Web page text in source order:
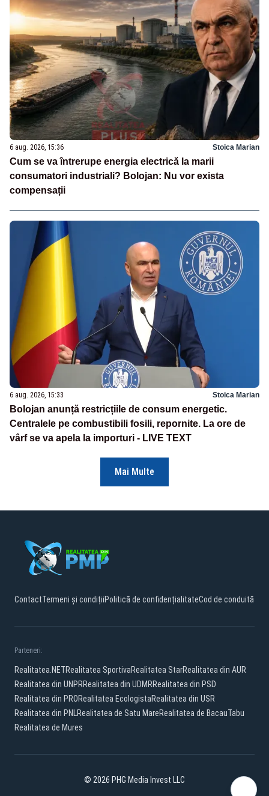
6 aug. 2026, 15:36 Stoica Marian
Cum se va întrerupe energia electrică la marii
consumatori industriali? Bolojan: Nu vor exista
compensații
6 aug. 2026, 15:33 Stoica Marian
Bolojan anunță restricțiile de consum energetic.
Centralele pe combustibili fosili, repornite. La ore de
vârf se va apela la importuri - LIVE TEXT
Mai Multe
ContactTermeni și condițiiPolitică de confidențialitateCod de conduită
Parteneri:
Realitatea.NETRealitatea SportivaRealitatea StarRealitatea din AUR
Realitatea din UNPRRealitatea din UDMRRealitatea din PSD
Realitatea din PRORealitatea EcologistaRealitatea din USR
Realitatea din PNLRealitatea de Satu MareRealitatea de BacauTabu
Realitatea de Mures
© 2026 PHG Media Invest LLC